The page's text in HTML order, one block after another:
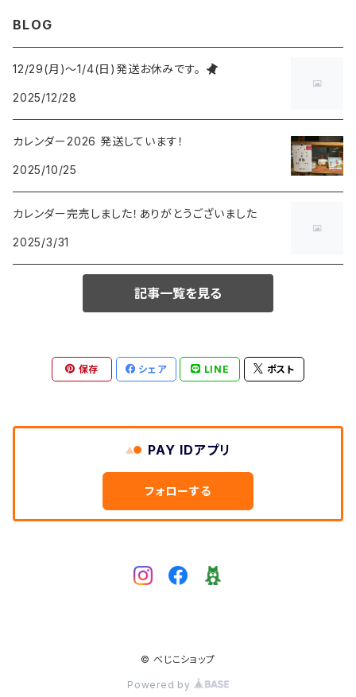
BLOG
12/29(月)〜1/4(日)発送お休みです。
2025/12/28
カレンダー2026 発送しています！
2025/10/25
カレンダー完売しました！ありがとうございました
2025/3/31
記事一覧を見る
保存 シェア LINE ポスト
PAY IDアプリ
フォローする
© べじこショップ
Powered by